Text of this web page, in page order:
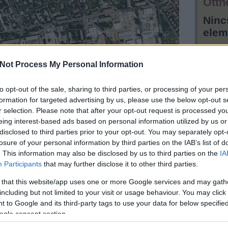
Process My Personal Information
opt-out of the sale, sharing to third parties, or processing of your
for targeted advertising by us, please use the below opt-out
selection. Please note that after your opt-out request is processed
interest-based ads based on personal information utilized by us
to third parties prior to your opt-out. You may separately
of your personal information by third parties on the IAB’s list of
This information may also be disclosed by us to third parties on the
Participants that may further disclose it to other third parties.
that this website/app uses one or more Google services and may
but not limited to your visit or usage behaviour. You may
to Google and its third-party tags to use your data for below
consent section.
hogy
Maps-szen, ami annál is inkább nevetséges, mert a
a területek kényelmesen böngészhetők. Úgy
Minisztériumban/Google-nél is rájöttek, mert
lerántották a leplet:
elem